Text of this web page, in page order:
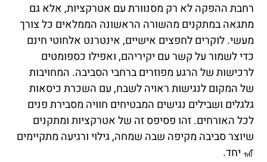
רחבת ההפקה לא רק מסנוורת עם אטרקציות, אלא גם
מתגאה במתקנים מהשורה הראשונה הממלאים כל צורך
מעשי. לוקרים לחפצים אישיים, אינטרנט אלחוטי חינם
כדי לשמור על קשר עם יקיריהם, ואפילו כספומטים
לרכישות של הרגע מפוזרים ברחבי הסביבה. המחויבות
של המקום לנגישות ראויה לשבח, עם השכרת כיסאות
גלגלים ושבילים נגישים המבטיחים חוויה מסבירת פנים
לכל האורחים. זהו פסיפס זה של אטרקציות ומתקנים
שיוצר סביבה מקיפה שבה שמחה, גילוי ורגיעה מתקיימים
🎢 יחד.